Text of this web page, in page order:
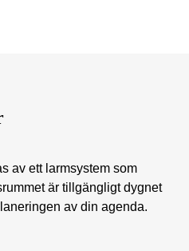
av ett larmsystem som
är tillgängligt dygnet
av din agenda.